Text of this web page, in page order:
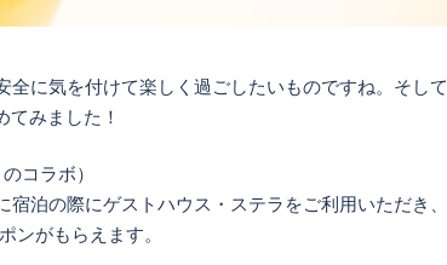
に気を付けて楽しく過ごしたいものですね。そし
てみました！
コラボ）
泊の際にゲストハウス・ステラをご利用いただき
ンがもらえます。